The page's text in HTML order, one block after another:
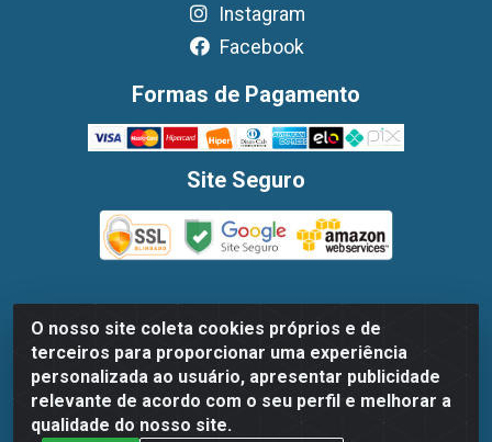
O nosso site coleta cookies próprios e de
terceiros para proporcionar uma experiência
personalizada ao usuário, apresentar publicidade
relevante de acordo com o seu perfil e melhorar a
qualidade do nosso site.
Instagram
Facebook
Formas de Pagamento
Site Seguro
Dispan Distribuidora de Alimentos LTDA - Avenida
Marechal Mascarenhas De Moraes, 1048- Imbiribeira,
Recife/PE - CEP 51.170-000 - CNPJ 30.779.584/0003-78